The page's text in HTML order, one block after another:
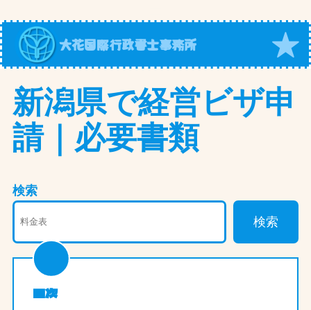
容
を
ス
大花国際行政書士事務所
新潟県で経営ビザ申
請｜必要書類
検索
検索
目次